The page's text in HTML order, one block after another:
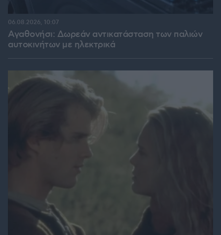
Αγαθονήσι: Δωρεάν αντικατάσταση των παλιών
αυτοκινήτων με ηλεκτρικά
06.08.2026, 10:07